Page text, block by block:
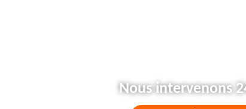
Nous intervenons